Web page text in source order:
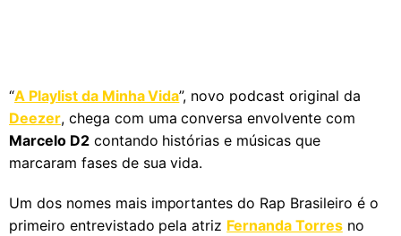
“A Playlist da Minha Vida”, novo podcast original da
Deezer, chega com uma conversa envolvente com
Marcelo D2contando histórias e músicas que
marcaram fases de sua vida.
Um dos nomes mais importantes do Rap Brasileiro é o
primeiro entrevistado pela atriz Fernanda Torresno